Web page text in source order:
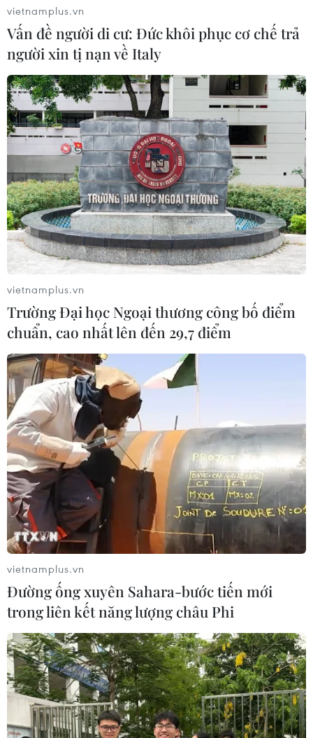
#Xung đột tại Trung Đông
#Kinh tế toàn cầu
#Giải pháp hòa bình
#Lạm phát
Theo dõi VietnamPlus
CHIẾN SỰ MỸ, ISRAEL VỚI IRAN
Xung đột tại Trung Đông: Iran nêu điều kiện nối
lại đàm phán với Mỹ
Iran ra điều kiện yêu cầu Mỹ rút quân, bồi
thường để mở lại eo biển Hormuz
Tổng thống Iran nhấn mạnh Tehran sẽ không bị
ép buộc phải đầu hàng
mới nhằm vào Iran?
Iran và Oman thống nhất mở lại eo biển
Hormuz trong 60 ngày
vietnamplus.vn
Vấn đề người di cư: Đức khôi phục cơ chế trả
người xin tị nạn về Italy
vietnamplus.vn
Trường Đại học Ngoại thương công bố điểm
chuẩn, cao nhất lên đến 29,7 điểm
vietnamplus.vn
Đường ống xuyên Sahara-bước tiến mới
trong liên kết năng lượng châu Phi